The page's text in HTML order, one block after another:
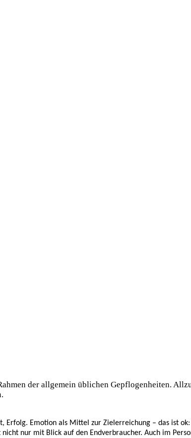
der allgemein üblichen Gepflogenheiten.
Emotion als Mittel zur Zielerreichung – das ist
nur mit Blick auf den Endverbraucher. Auch im